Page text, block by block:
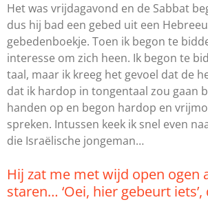
Het was vrijdagavond en de Sabbat
dus hij bad een gebed uit een
gebedenboekje. Toen ik begon te
interesse om zich heen. Ik begon te
taal, maar ik kreeg het gevoel dat de
dat ik hardop in tongentaal zou gaan
handen op en begon hardop en
spreken. Intussen keek ik snel even
die Israëlische jongeman…
Hij zat me met wijd open ogen
staren… ‘Oei, hier gebeurt